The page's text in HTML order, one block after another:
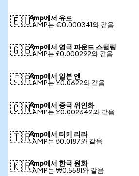
🇪🇺Amp에서 유로
1 AMP는 €0.000341와 같음
🇬🇧Amp에서 영국 파운드 스털링
1 AMP는 £0.000292와 같음
🇯🇵Amp에서 일본 엔
1 AMP는 ¥0.0622와 같음
🇨🇳Amp에서 중국 위안화
1 AMP는 ¥0.002649와 같음
🇹🇷Amp에서 터키 리라
1 AMP는 ₺0.0187와 같음
🇰🇷Amp에서 한국 원화
1 AMP는 ₩0.5581와 같음